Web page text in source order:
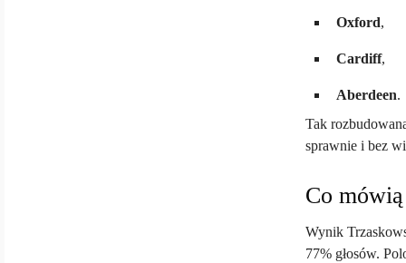
Oxford,
Cardiff,
Aberdeen.
Tak
sprawnie i bez
Co
Wynik
77% głosów.